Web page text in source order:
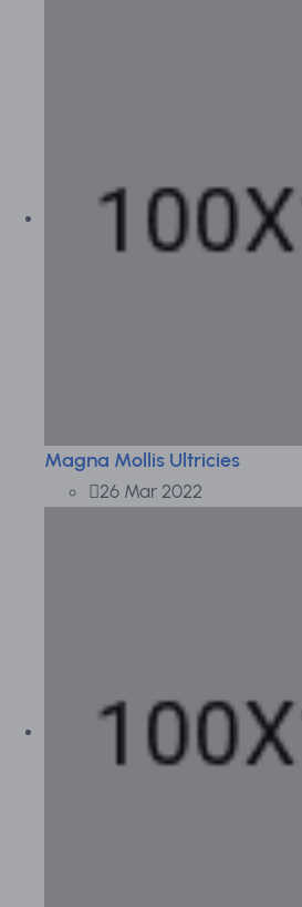
Magna Mollis Ultricies
26 Mar 2022